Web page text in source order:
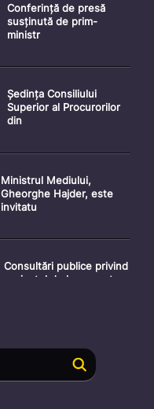
Conferință de presă
susținută de prim-
ministr
Ședința Consiliului
Superior al Procurorilor
din
Ministrul Mediului,
Gheorghe Hajder, este
invitatu
Consultări publice privind
proiectul de lege pent
Consultarea Publică CP-
01, dedicată Studiilor de